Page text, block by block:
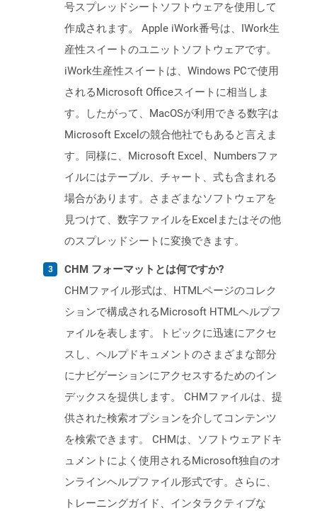
号スプレッドシートソフトウェアを使用して
作成されます。 Apple iWork番号は、IWork生
産性スイートのユニットソフトウェアです。
iWork生産性スイートは、Windows PCで使用
されるMicrosoft Officeスイートに相当しま
す。したがって、MacOSが利用できる数字は
Microsoft Excelの競合他社でもあると言えま
す。同様に、Microsoft Excel、Numbersファ
イルにはテーブル、チャート、式も含まれる
場合があります。さまざまなソフトウェアを
見つけて、数字ファイルをExcelまたはその他
のスプレッドシートに変換できます。
CHM フォーマットとは何ですか?
CHMファイル形式は、HTMLページのコレク
ションで構成されるMicrosoft HTMLヘルプフ
ァイルを表します。トピックに迅速にアクセ
スし、ヘルプドキュメントのさまざまな部分
にナビゲーションにアクセスするためのイン
デックスを提供します。 CHMファイルは、提
供された検索オプションを介してコンテンツ
を検索できます。 CHMは、ソフトウェアドキ
ュメントによく使用されるMicrosoft独自のオ
ンラインヘルプファイル形式です。さらに、
トレーニングガイド、インタラクティブな